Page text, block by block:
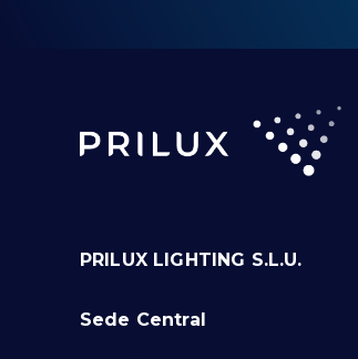
PRILUX LIGHTING S.L.U.
Sede Central